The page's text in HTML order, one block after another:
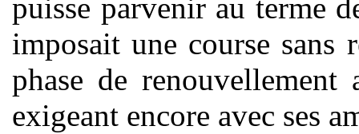
puisse parvenir au terme
imposait une course sans
phase de
exigeant encore avec ses